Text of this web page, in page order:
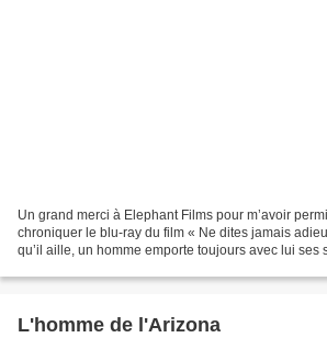
Un grand merci à Elephant Films pour m’avoir
chroniquer le blu-ray du film « Ne dites jamais
qu’il aille, un homme emporte toujours avec lui ses
L'homme de l'Arizona